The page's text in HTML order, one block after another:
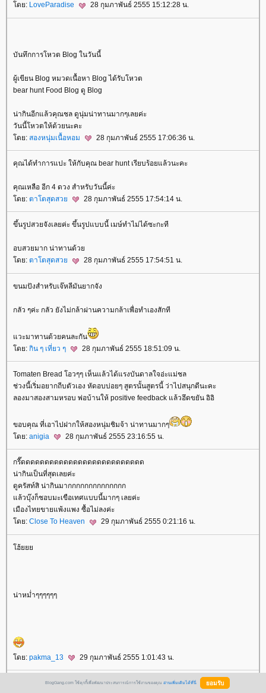
ดย: LoveParadise 28 กุมภาพันธ์ 2555 15:12:28 น.
บันทึกการโหวต Blog ในวันนี้
ผู้เขียน Blog หมวดเนื้อหา Blog ได้รับโหวต
bear hunt Food Blog ดู Blog
น่ากินอีกแล้วคุณชล ดูนุ่มน่าทานมากๆเลยค่ะ
วันนี้โหวตให้ด้วยนะคะ
ดย: สองหนุ่มเนื้อหอม 28 กุมภาพันธ์ 2555 17:06:36 น.
คุณได้ทำการแปะ ให้กับคุณ bear hunt เรียบร้อยแล้วนะคะ
คุณเหลือ อีก 4 ดวง สำหรับวันนี้ค่ะ
ดย: ตาโตสุดสว 28 กุมภาพันธ์ 2555 17:54:14 น.
ขึ้นรูปสวยจังเลยค่ะ ขึ้นรูปแบบนี้ เมษ์ทำไม่ได้ซะกะที
อบสวยมาก น่าทานด้ว
ดย: ตาโตสุดสว 28 กุมภาพันธ์ 2555 17:54:51 น.
ขนมปังสำหรับเจ๊หลีมันยากจัง
กลัว ๆค่ะ กลัว ยังไม่กล้าผ่านความกล้าเพื่อทำเองสักที
วะมาทานด้วยคนละกัน
ดย: กิน ๆ เที่ยว ๆ 28 กุมภาพันธ์ 2555 18:51:09 น.
Tomaten Bread โอวๆๆ เห็นแล้วได้แรงบันดาลใจอ่ะแม่ชล
ช่วงนี้เริ่มอยากถีบตัวเอง หัดอบบ่อยๆ สูตรนั้นสูตรนี้ ว่าไปสนุกดีนะคะ
ลองมาสองสามหรอบ พ่อบ้านให้ positive feedback แล้วฮึดขยัน อิอิ
ขอบคุณ ที่เอาไปฝากให้สองหนุ่มชิมจ้า น่าทานมากๆ
ดย: anigia 28 กุมภาพันธ์ 2555 23:16:55 น.
กรี๊ดดดดดดดดดดดดดดดดดดดดดดดดดด
น่ากินเป็นที่สุดเลยค่ะ
ดูครัสท์สิ น่ากินมากกกกกกกกกกกกกก
ล้วบุ๊งก็ชอบมะเขือเทศแบบนี้มากๆ เลยค่ะ
เมืองไทยขายแพ้งแพง ซื้อไม่ลงค่ะ
ดย: Close To Heaven 29 กุมภาพันธ์ 2555 0:21:16 น.
ฮ้
น่าหม่ำๆๆๆๆๆๆ
ดย: pakma_13 29 กุมภาพันธ์ 2555 1:01:43 น.
ตกลงได้ไปบาเซลป่าว อยากดูรูปคาร์นิวาลนะ วันนี้เคี่ยว Dulce de leche ไว้แล้ว
BlogGang.com ใช้คุกกี้เพื่อพัฒนาประสบการณ์การใช้งานของคุณ อ่านเพิ่มเติมได้ที่นี่